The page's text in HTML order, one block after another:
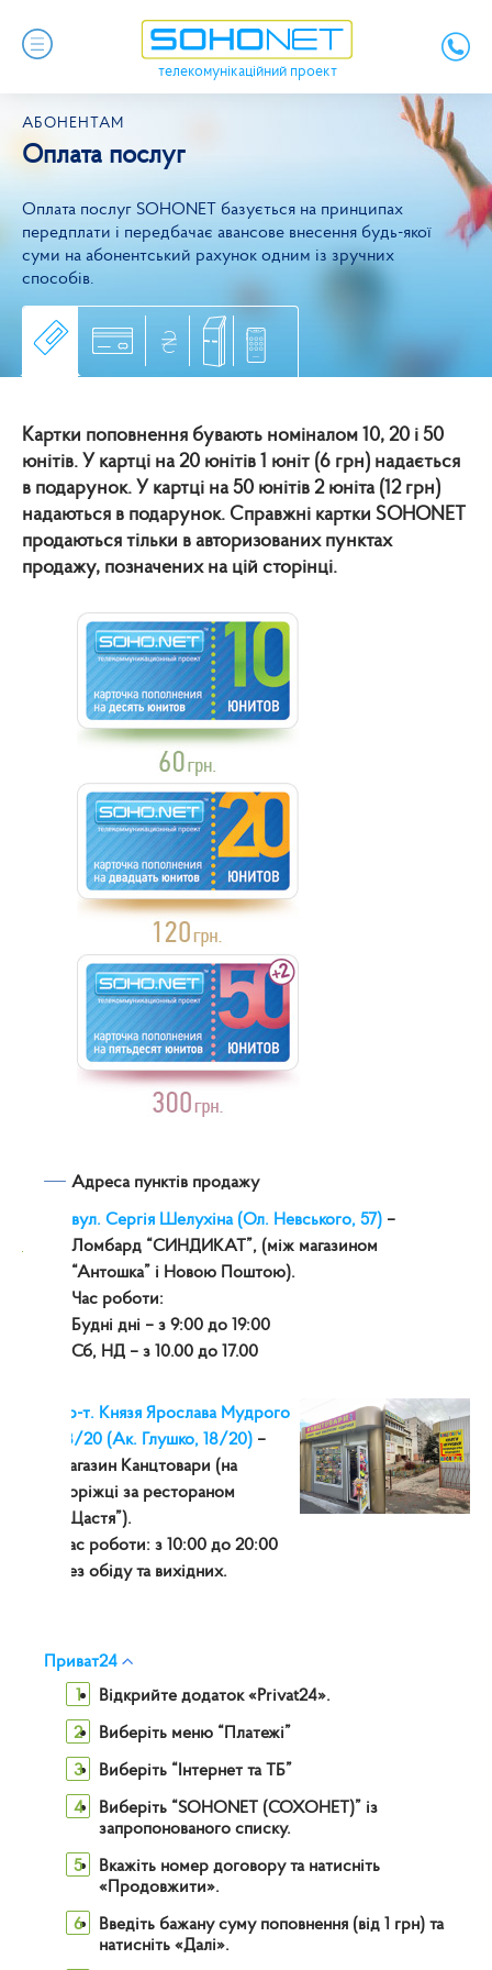
телекомунікаційний проект
АБОНЕНТАМ
Оплата послуг
Оплата послуг SOHONET базується на принципах
передплати і передбачає авансове внесення будь-якої
суми на абонентський рахунок одним із зручних
способів.
Картки поповнення бувають номіналом 10, 20 і 50
юнітів. У картці на 20 юнітів 1 юніт (6 грн) надається
в подарунок. У картці на 50 юнітів 2 юніта (12 грн)
надаються в подарунок. Справжні картки SOHONET
продаються тільки в авторизованих пунктах
продажу, позначених на цій сторінці.
Адреса пунктів продажу
вул. Сергія Шелухіна (Ол. Невського, 57) –
Ломбард “СИНДИКАТ”, (між магазином
“Антошка” і Новою Поштою).
Час роботи:
Будні дні – з 9:00 до 19:00
Сб, НД – з 10.00 до 17.00
пр-т. Князя Ярослава Мудрого
18/20 (Ак. Глушко, 18/20) –
магазин Канцтовари (на
дорiжцi за рестораном
“Щастя”).
Час роботи: з 10:00 до 20:00
без обіду та вихiдних.
Приват24
1
Відкрийте додаток «Privat24».
2
Виберіть меню “Платежі”
3
Виберіть “Інтернет та ТБ”
4
Виберіть “SOHONET (СОХОНЕТ)” із
запропонованого списку.
5
Вкажіть номер договору та натисніть
«Продовжити».
6
Введіть бажану суму поповнення (від 1 грн) та
натисніть «Далі».